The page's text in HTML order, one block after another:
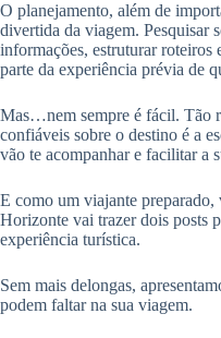
O planejamento, além de
divertida da viagem. Pesquisar
informações, estruturar
parte da experiência prévia de
Mas…nem sempre é fácil. Tão
confiáveis sobre o destino é a
vão te acompanhar e facilitar a
E como um viajante
Horizonte vai trazer dois posts
experiência turística.
Sem mais delongas,
podem faltar na sua viagem.